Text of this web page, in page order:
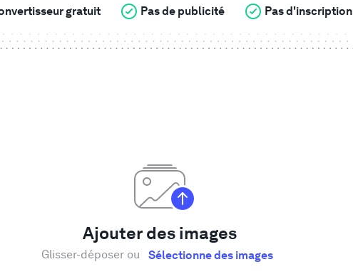
gratuit Pas de publicité Pas d'inscription
Ajouter des images
Glisser-déposer ou Sélectionne des images